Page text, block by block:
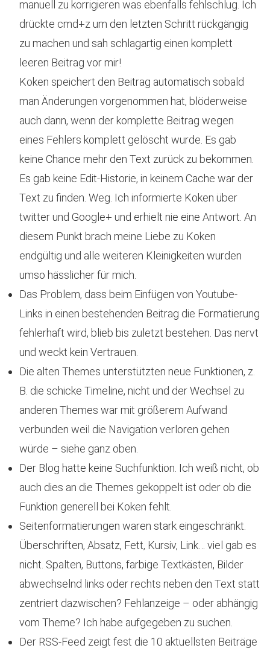
manuell zu korrigieren was ebenfalls fehlschlug. Ich
drückte cmd+z um den letzten Schritt rückgängig
zu machen und sah schlagartig einen komplett
leeren Beitrag vor mir!
Koken speichert den Beitrag automatisch sobald
man Änderungen vorgenommen hat, blöderweise
auch dann, wenn der komplette Beitrag wegen
eines Fehlers komplett gelöscht wurde. Es gab
keine Chance mehr den Text zurück zu bekommen.
Es gab keine Edit-Historie, in keinem Cache war der
Text zu finden. Weg. Ich informierte Koken über
twitter und Google+ und erhielt nie eine Antwort. An
diesem Punkt brach meine Liebe zu Koken
endgültig und alle weiteren Kleinigkeiten wurden
umso hässlicher für mich.
Das Problem, dass beim Einfügen von Youtube-
Links in einen bestehenden Beitrag die Formatierung
fehlerhaft wird, blieb bis zuletzt bestehen. Das nervt
und weckt kein Vertrauen.
Die alten Themes unterstützten neue Funktionen, z.
B. die schicke Timeline, nicht und der Wechsel zu
anderen Themes war mit größerem Aufwand
verbunden weil die Navigation verloren gehen
würde – siehe ganz oben.
Der Blog hatte keine Suchfunktion. Ich weiß nicht, ob
auch dies an die Themes gekoppelt ist oder ob die
Funktion generell bei Koken fehlt.
Seitenformatierungen waren stark eingeschränkt.
Überschriften, Absatz, Fett, Kursiv, Link… viel gab es
nicht. Spalten, Buttons, farbige Textkästen, Bilder
abwechselnd links oder rechts neben den Text statt
zentriert dazwischen? Fehlanzeige – oder abhängig
vom Theme? Ich habe aufgegeben zu suchen.
Der RSS-Feed zeigt fest die 10 aktuellsten Beiträge